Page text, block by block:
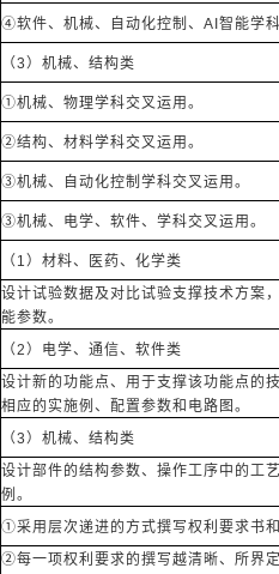
④软件、机械、自动化控制、AI智能学
（3）机械、结构类
①机械、物理学科交叉运用。
②结构、材料学科交叉运用。
③机械、自动化控制学科交叉运用。
③机械、电学、软件、学科交叉运用。
（1）材料、医药、化学类
设计试验数据及对比试验支撑技术方案
能参数。
（2）电学、通信、软件类
设计新的功能点、用于支撑该功能点的
相应的实施例、配置参数和电路图。
（3）机械、结构类
设计部件的结构参数、操作工序中的工
例。
①采用层次递进的方式撰写权利要求书
②每一项权利要求的撰写越清晰、所界